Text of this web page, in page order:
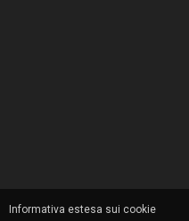
Informativa estesa sui cookie